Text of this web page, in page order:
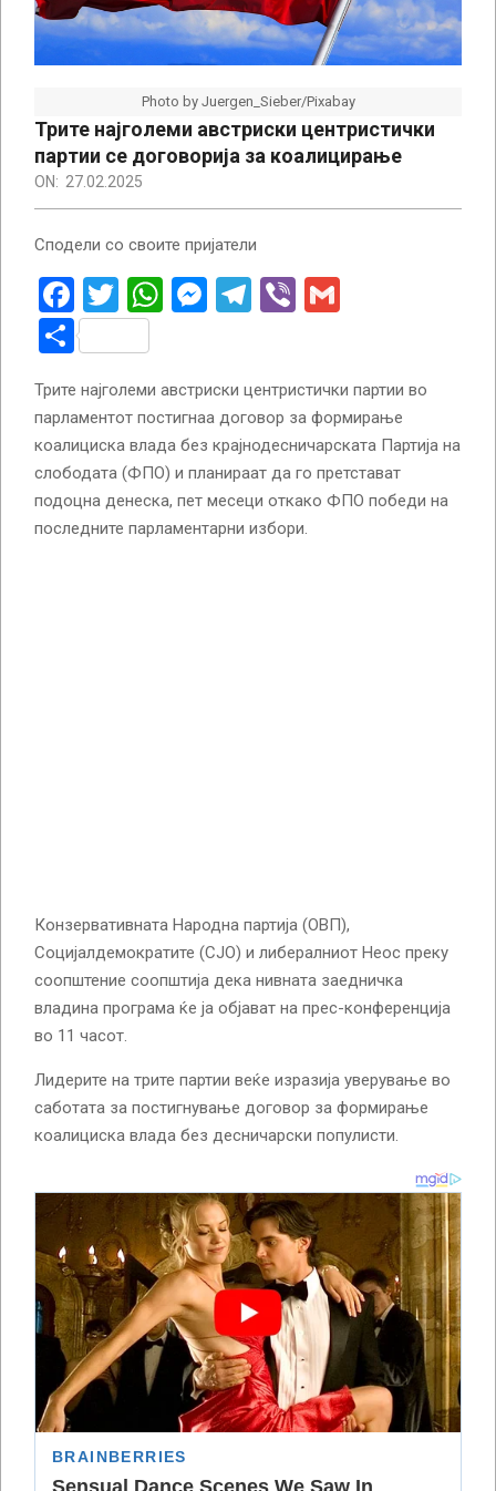
Photo by Juergen_Sieber/Pixabay
Трите најголеми австриски центристички
партии се договорија за коалицирање
ON: 27.02.2025
Сподели со своите пријатели
Facebook
Twitter
WhatsApp
Messenger
Telegram
Viber
Share
Трите најголеми австриски центристички партии во
парламентот постигнаа договор за формирање
коалициска влада без крајнодесничарската Партија на
слободата (ФПО) и планираат да го претстават
подоцна денеска, пет месеци откако ФПО победи на
последните парламентарни избори.
Конзервативната Народна партија (ОВП),
Социјалдемократите (СЈО) и либералниот Неос преку
соопштение соопштија дека нивната заедничка
владина програма ќе ја објават на прес-конференција
во 11 часот.
Лидерите на трите партии веќе изразија уверување во
саботата за постигнување договор за формирање
коалициска влада без десничарски популисти.